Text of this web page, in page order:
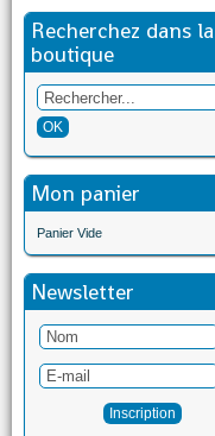
Recherchez dans la
boutique
Mon panier
Panier Vide
Newsletter